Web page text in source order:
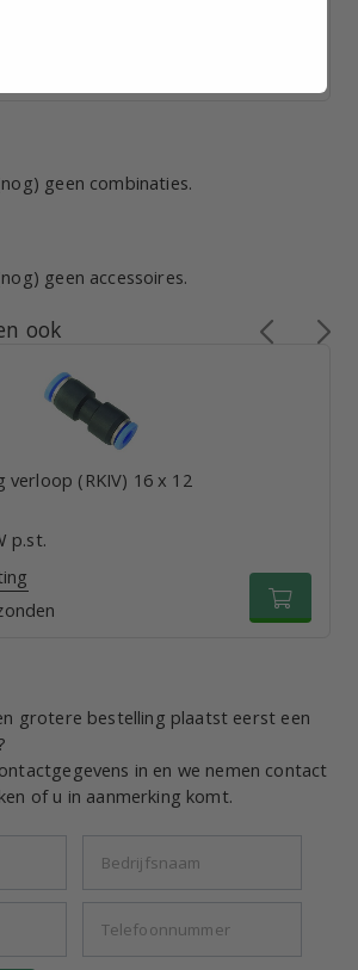
geen combinaties.
geen accessoires.
ook
verloop (RKIV) 16 x 12
p.st.
grotere bestelling plaatst eerst een
in en we nemen contact
of u in aanmerking komt.